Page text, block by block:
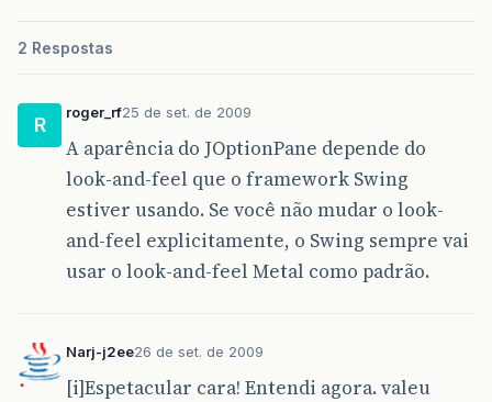
2 Respostas
R
roger_rf25 de set. de 2009
A aparência do JOptionPane depende do
look-and-feel que o framework Swing
estiver usando. Se você não mudar o look-
and-feel explicitamente, o Swing sempre vai
usar o look-and-feel Metal como padrão.
Narj-j2ee26 de set. de 2009
[i]Espetacular cara! Entendi agora. valeu